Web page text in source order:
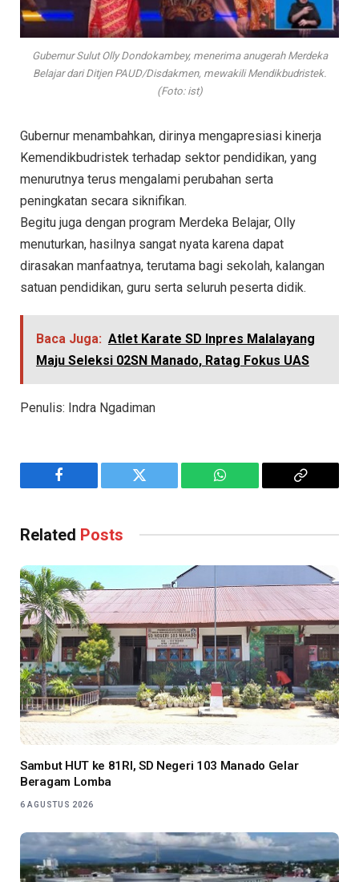
Gubernur Sulut Olly Dondokambey, menerima anugerah Merdeka
Belajar dari Ditjen PAUD/Disdakmen, mewakili Mendikbudristek.
(Foto: ist)
Gubernur menambahkan, dirinya mengapresiasi kinerja
Kemendikbudristek terhadap sektor pendidikan, yang
menurutnya terus mengalami perubahan serta
peningkatan secara siknifikan.
Begitu juga dengan program Merdeka Belajar, Olly
menuturkan, hasilnya sangat nyata karena dapat
dirasakan manfaatnya, terutama bagi sekolah, kalangan
satuan pendidikan, guru serta seluruh peserta didik.
Baca Juga: Atlet Karate SD Inpres Malalayang
Maju Seleksi 02SN Manado, Ratag Fokus UAS
Penulis: Indra Ngadiman
Facebook Twitter WhatsApp
Copy
Related Posts
Sambut HUT ke 81RI, SD Negeri 103 Manado Gelar
Beragam Lomba
6 AGUSTUS 2026